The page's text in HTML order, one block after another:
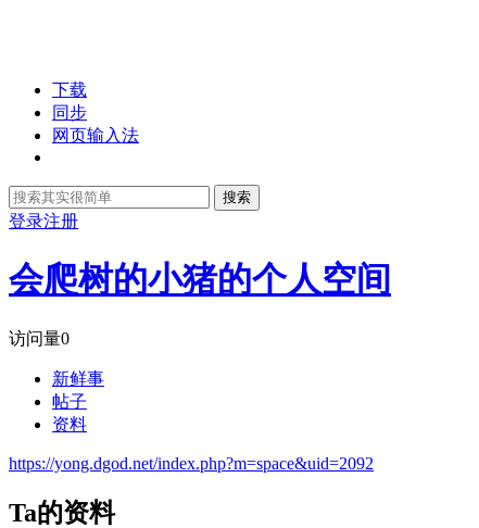
下载
同步
网页输入法
搜索
登录注册
会爬树的小猪的个人空间
访问量0
新鲜事
帖子
资料
https://yong.dgod.net/index.php?m=space&uid=2092
Ta的资料